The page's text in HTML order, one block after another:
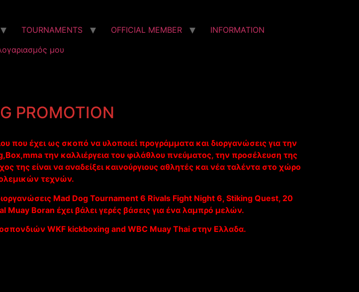
TOURNAMENTS OFFICIAL MEMBER
INFORMATION
μου
PROMOTION
που έχει ως σκοπό να υλοποιεί προγράμματα και διοργανώσεις για την
την καλλιέργεια του φιλάθλου πνεύματος, την προσέλευση της
της είναι να αναδείξει καινούργιους αθλητές και νέα ταλέντα στο χώρο
τεχνών.
Mad Dog Tournament 6 Rivals Fight Night 6, Stiking Quest, 20
Boran έχει βάλει γερές βάσεις για ένα λαμπρό μελών.
WKF kickboxing and WBC Muay Thai στην Ελλαδα.